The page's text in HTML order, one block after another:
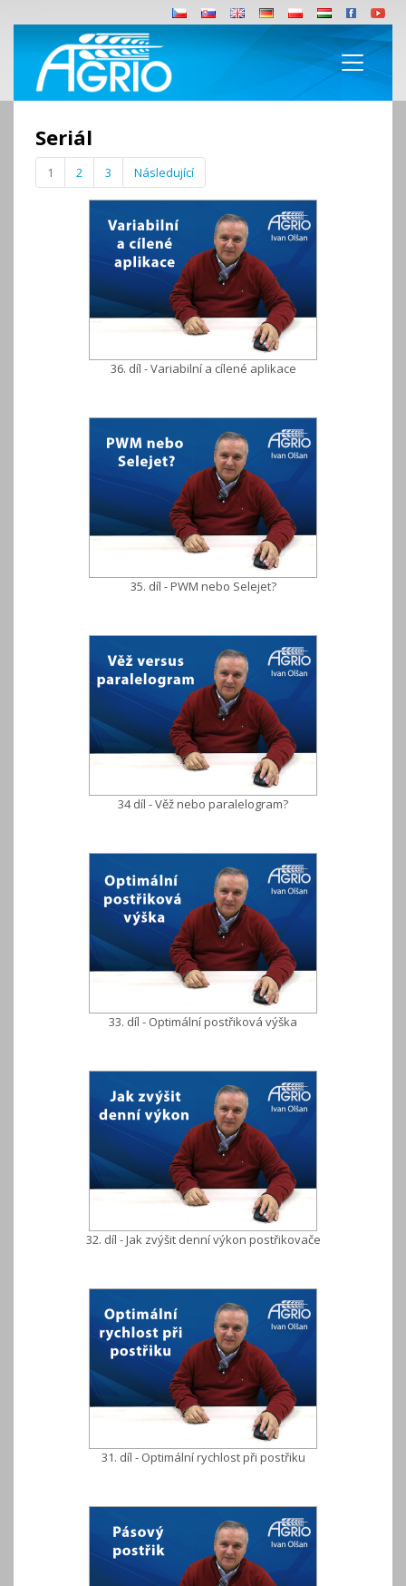
Seriál
1 2 3 Následující
36. díl - Variabilní a cílené aplikace
35. díl - PWM nebo Selejet?
34 díl - Věž nebo paralelogram?
33. díl - Optimální postřiková výška
32. díl - Jak zvýšit denní výkon postřikovače
31. díl - Optimální rychlost při postřiku